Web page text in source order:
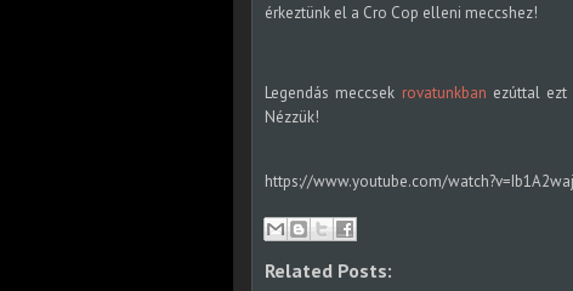
érkeztünk el a Cro Cop elleni meccshez!
Legendás meccsek rovatunkban ezúttal
Nézzük!
https://www.youtube.com/
Related Posts: